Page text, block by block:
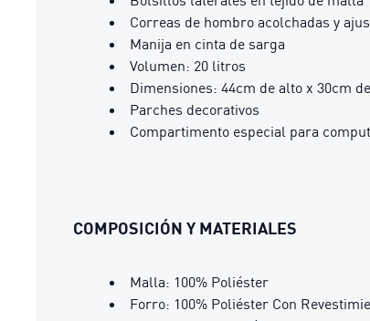
Correas de hombro acolchadas y
Manija en cinta de sarga
Volumen: 20 litros
Dimensiones: 44cm de alto x 30cm
Parches decorativos
Compartimento especial para
COMPOSICIÓN Y MATERIALES
Malla: 100% Poliéster
Forro: 100% Poliéster Con